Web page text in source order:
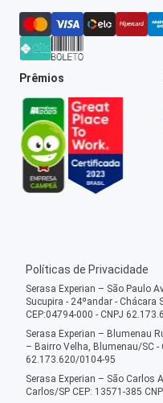
Prêmios
Políticas de Privacidade
Serasa Experian – São Paulo
Sucupira - 24ºandar - Chácara
CEP:04794-000 - CNPJ
Serasa Experian – Blumenau
– Bairro Velha, Blumenau/SC -
62.173.620/0104-95
Serasa Experian – São Carlos
Carlos/SP CEP: 13571-385